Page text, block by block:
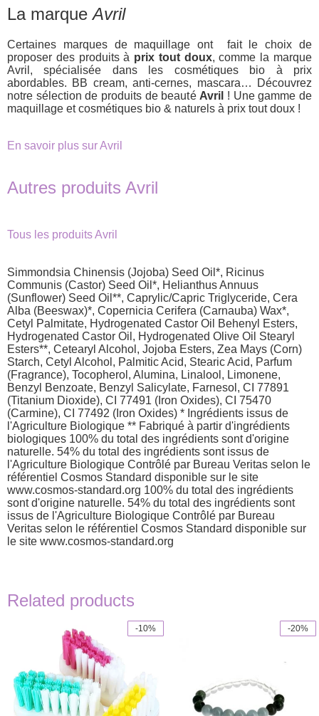
La marqueAvril
Certaines marques de maquillage ont fait le choix de
proposer des produits à prix tout doux, comme la marque
Avril, spécialisée dans les cosmétiques bio à prix
abordables. BB cream, anti-cernes, mascara… Découvrez
notre sélection de produits de beauté Avril ! Une gamme de
maquillage et cosmétiques bio & naturels à prix tout doux !
En savoir plus sur Avril
Autres produits Avril
Tous les produits Avril
Simmondsia Chinensis (Jojoba) Seed Oil*, Ricinus
Communis (Castor) Seed Oil*, Helianthus Annuus
(Sunflower) Seed Oil**, Caprylic/Capric Triglyceride, Cera
Alba (Beeswax)*, Copernicia Cerifera (Carnauba) Wax*,
Cetyl Palmitate, Hydrogenated Castor Oil Behenyl Esters,
Hydrogenated Castor Oil, Hydrogenated Olive Oil Stearyl
Esters**, Cetearyl Alcohol, Jojoba Esters, Zea Mays (Corn)
Starch, Cetyl Alcohol, Palmitic Acid, Stearic Acid, Parfum
(Fragrance), Tocopherol, Alumina, Linalool, Limonene,
Benzyl Benzoate, Benzyl Salicylate, Farnesol, CI 77891
(Titanium Dioxide), CI 77491 (Iron Oxides), CI 75470
(Carmine), CI 77492 (Iron Oxides) * Ingrédients issus de
l'Agriculture Biologique ** Fabriqué à partir d'ingrédients
biologiques 100% du total des ingrédients sont d'origine
naturelle. 54% du total des ingrédients sont issus de
l'Agriculture Biologique Contrôlé par Bureau Veritas selon le
référentiel Cosmos Standard disponible sur le site
www.cosmos-standard.org 100% du total des ingrédients
sont d'origine naturelle. 54% du total des ingrédients sont
issus de l'Agriculture Biologique Contrôlé par Bureau
Veritas selon le référentiel Cosmos Standard disponible sur
le site www.cosmos-standard.org
Related products
-10%
multiple
variants.
The
options
-20%